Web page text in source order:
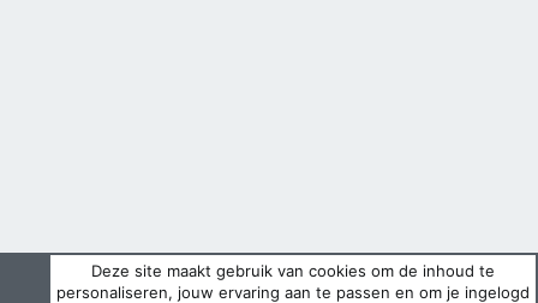
Deze site maakt gebruik van cookies om de inhoud te
personaliseren, jouw ervaring aan te passen en om je ingelogd